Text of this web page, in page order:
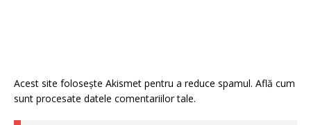
Acest site folosește Akismet pentru a reduce spamul. Află cum
sunt procesate datele comentariilor tale.